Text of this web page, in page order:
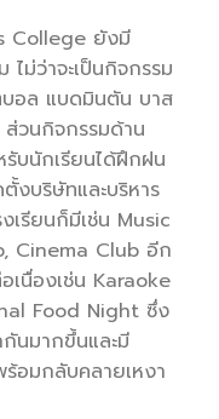
College ยังมี
ไม่ว่าจะเป็นกิจกรรม
บอล แบดมินตัน บาส
วนกิจกรรมด้าน
บนักเรียนได้ฝึกฝน
งบริษัทและบริหาร
รียนก็มีเช่น Music
Cinema Club อีก
นื่องเช่น Karaoke
Food Night ซึ่ง
กันมากขึ้นและมี
อมกลับคลายเหงา